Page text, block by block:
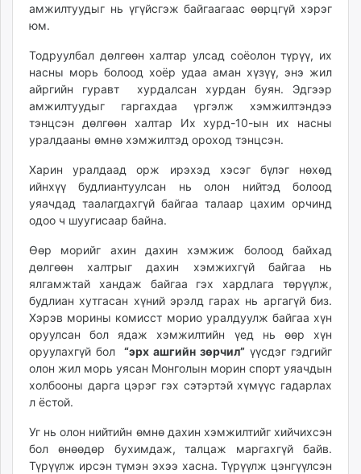
амжилтуудыг нь үгүйсгэж байгаагаас өөрцгүй хэрэг
юм.
Тодруулбал дөлгөөн халтар улсад соёолон түрүү, их
насны морь болоод хоёр удаа aман xүзүү, энэ жил
айргийн гуравт хурдалсан хурдан буян. Эдгээр
амжилтуудыг гаргахдаа үргэлж хэмжилтэндээ
тэнцсэн дөлгөөн халтар Их хурд-10-ын их насны
уралдааны өмнө хэмжилтэд ороход тэнцсэн.
Харин уралдаад орж ирэхэд хэсэг бүлэг нөхөд
ийнхүү будлиантуулсан нь олон нийтэд болоод
уяачдад таалагдахгүй байгаа талаар цахим орчинд
одоо ч шуугисаар байна.
Өөр морийг ахин дахин хэмжиж болоод байхад
дөлгөөн халтрыг дахин хэмжихгүй байгаа нь
ялгамжтай хандаж байгаа гэх хардлага төрүүлж,
будлиан хутгасан хүний эрэлд гарах нь аргагүй биз.
Хэрэв морины комисст морио уралдуулж байгаа хүн
оруулсан бол ядаж хэмжилтийн үед нь өөр хүн
оруулахгүй бол
“эрх ашгийн зөрчил” үүсдэг гэдгийг
олон жил морь уясан Монголын морин спорт уяачдын
холбооны дарга цэрэг гэх сэтэртэй хүмүүс гадарлах
л ёстой.
Уг нь олон нийтийн өмнө дахин хэмжилтийг хийчихсэн
бол өнөөдөр бухимдаж, талцаж маргахгүй байв.
Түрүүлж ирсэн түмэн эхээ хасна. Түрүүлж цэнгүүлсэн